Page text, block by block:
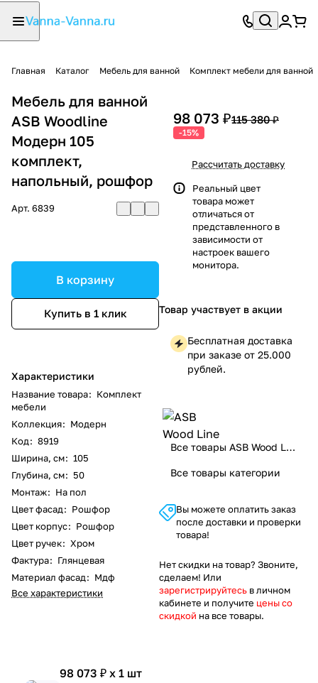
Главная Каталог Мебель для ванной Комплект мебели для ванной
Мебель для ванной
ASB Woodline
Модерн 105
комплект,
напольный, рошфор
Арт. 6839
В корзину
Купить в 1 клик
Характеристики
Название товара: Комплект
мебели
Коллекция: Модерн
Код: 8919
Ширина, см: 105
Глубина, см: 50
Монтаж: На пол
Цвет фасад: Рошфор
Цвет корпус: Рошфор
Цвет ручек: Хром
Фактура: Глянцевая
Материал фасад: Мдф
Все характеристики
98 073 ₽115 380 ₽
-15%
Рассчитать доставку
Реальный цвет
товара может
отличаться от
представленного в
зависимости от
настроек вашего
монитора.
Товар участвует в акции
Бесплатная доставка
при заказе от 25.000
рублей.
Все товары ASB Wood Line
Все товары категории
Вы можете оплатить заказ
после доставки и проверки
товара!
Нет скидки на товар? Звоните,
сделаем! Или
зарегистрируйтесь в личном
кабинете и получите цены со
скидкой на все товары.
98 073 ₽ x 1 шт